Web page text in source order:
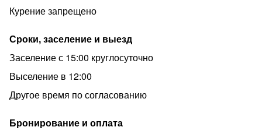
Курение запрещено
Сроки, заселение и выезд
Заселение с 15:00 круглосуточно
Выселение в 12:00
Другое время по согласованию
Бронирование и оплата